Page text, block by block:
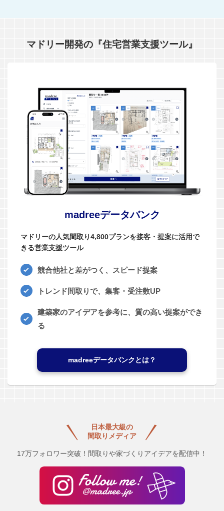
マドリー開発の『住宅営業支援ツール』
madreeデータバンク
マドリーの人気間取り4,800プランを接客・提案に活用で
きる営業支援ツール
競合他社と差がつく、スピード提案
トレンド間取りで、集客・受注数UP
建築家のアイデアを参考に、質の高い提案ができ
る
madreeデータバンクとは？
日本最大級の
間取りメディア
17万フォロワー突破！間取りや家づくりアイデアを配信中！